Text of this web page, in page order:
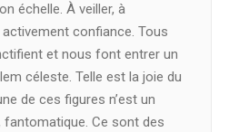
échelle. À veiller, à
confiance. Tous
et nous font entrer un
céleste. Telle est la joie du
de ces figures n’est un
fantomatique. Ce sont des